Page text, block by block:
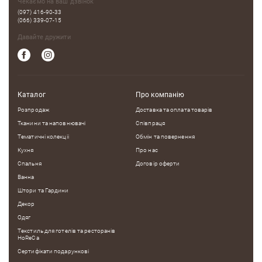
(097) 416-90-33
(066) 339-07-15
Давайте дружити
Каталог
Розпродаж
Тканини та наповнювачі
Тематичні колекцii
Кухня
Спальня
Ванна
Штори та Гардини
Декор
Одяг
Текстиль для готелів та ресторанів
HoReCa
Сертифікати подарункові
Про компанію
Доставка та оплата товарів
Співпраця
Обмін та повернення
Про нас
Договір оферти